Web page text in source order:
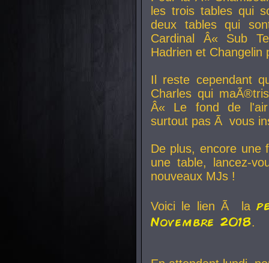
les trois tables qui
deux tables qui
Cardinal
Â« Sub
Hadrien et Changelin
Il reste cependant
Charles qui
Â« Le fond de
surtout pas Ã vous
De plus, encore une
une table, lancez-
nouveaux MJs !
Voici le lien Ã la
Novembre 2018.